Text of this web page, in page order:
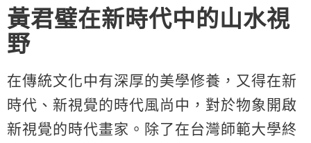
黃君璧在新時代中的山水視
野
在傳統文化中有深厚的美學修養，又得在新
時代、新視覺的時代風尚中，對於物象開啟
新視覺的時代畫家。除了在台灣師範大學終